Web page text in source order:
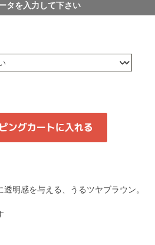
タを入力して下さい
明感を与える、うるツヤブラウン。